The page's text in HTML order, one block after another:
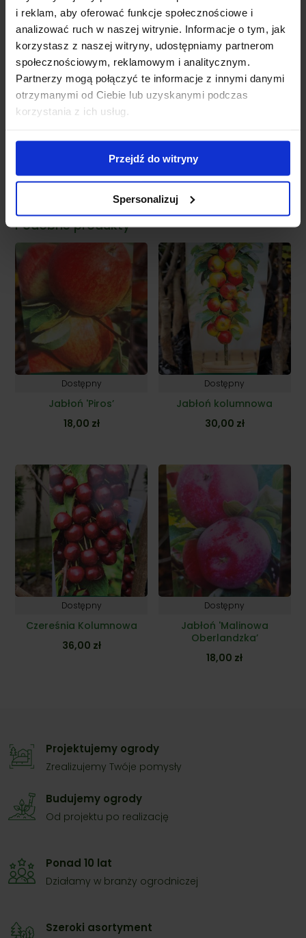
i reklam, aby oferować funkcje społecznościowe i
analizować ruch w naszej witrynie. Informacje o tym, jak
korzystasz z naszej witryny, udostępniamy partnerom
społecznościowym, reklamowym i analitycznym.
Partnerzy mogą połączyć te informacje z innymi danymi
otrzymanymi od Ciebie lub uzyskanymi podczas
korzystania z ich usług.
Przejdź do witryny
Spersonalizuj
Dodatkowe informacje:
’Cytrynówka’ jest stosunkowo odporna na choroby,
ale regularna pielęgnacja, w tym przycinanie i
ochrona przed szkodnikami, jest zalecana.
Owoce dobrze przechowują się, co pozwala na
dłuższe cieszenie się nimi po zbiorach.
Grusza 'Cytrynówka’to doskonały wybór dla
ogrodników, którzy poszukują smacznych i
aromatycznych owoców, idealnych do różnorodnych
Podobne produkty
Dostępny
Jabłoń 'Piros’
18,00 zł
Dostępny
Jabłoń kolumnowa
30,00 zł
Dostępny
Czereśnia Kolumnowa
36,00 zł
Dostępny
Jabłoń 'Malinowa
Oberlandzka’
18,00 zł
Projektujemy ogrody
Zrealizujemy Twóje pomysły
Budujemy ogrody
Od projektu po realizację
Ponad 10 lat
Działamy w branży ogrodniczej
Szeroki asortyment